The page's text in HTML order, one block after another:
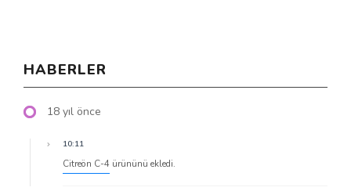
HABERLER
18 yıl önce
10:11
Citreön C-4 ürününü ekledi.